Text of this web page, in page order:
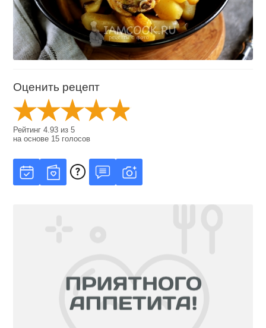
Оценить рецепт
Рейтинг4.93 из5
на основе 15 голосов